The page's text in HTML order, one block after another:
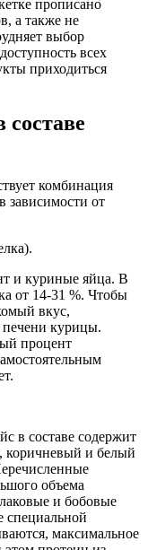
прописано
а также не
выбор
всех
приходиться
комбинация
зависимости от
и куриные яйца. В
от 14-31 %. Чтобы
вкус,
печени курицы.
процент
в составе содержит
коричневый и белый
объема
и бобовые
специальной
максимальное